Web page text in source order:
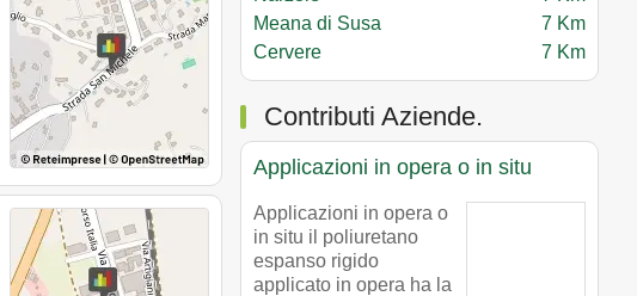
Meana di Susa
7 Km
Cervere
7 Km
Contributi Aziende.
Applicazioni in opera o in situ
Applicazioni in opera o
in situ il poliuretano
espanso rigido
applicato in opera ha la